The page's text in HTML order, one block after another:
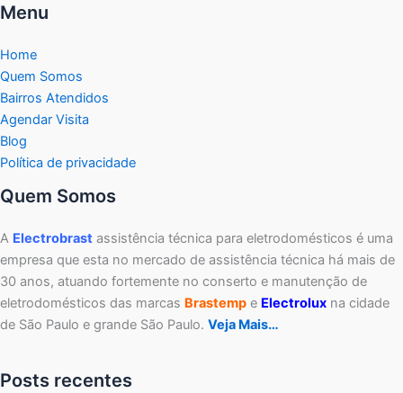
Menu
Home
Quem Somos
Bairros Atendidos
Agendar Visita
Blog
Política de privacidade
Quem Somos
A Electrobrast assistência técnica para eletrodomésticos é uma
empresa que esta no mercado de assistência técnica há mais de
30 anos, atuando fortemente no conserto e manutenção de
eletrodomésticos das marcas Brastemp e Electrolux na cidade
de São Paulo e grande São Paulo. Veja Mais…
Posts recentes